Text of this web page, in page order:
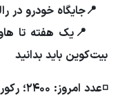
📍جایگاه خودرو در
📍یک هفته تا
بیت‌کوین باید بدانید
◽️عدد امروز: ۲۴۰۰؛ رکوردی جدید در بازارهای جهانی